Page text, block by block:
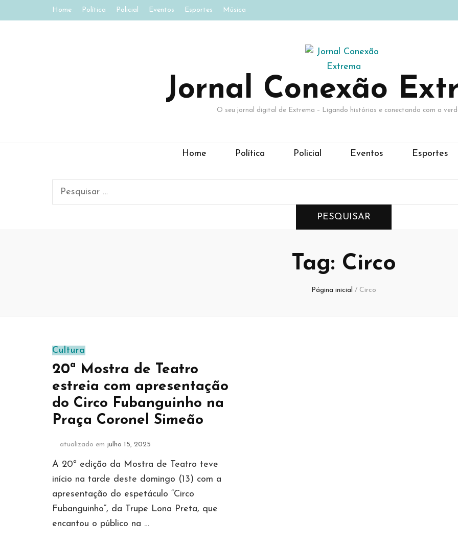
Home Política Policial Eventos Esportes Música
Jornal Conexão
O seu jornal digital de Extrema – Ligando histórias e conectando com a
Home Política Policial Eventos Esportes
Pesquisar
Tag: Circo
Página inicial / Circo
Cultura
20ª Mostra de Teatro
estreia com apresentação
do Circo Fubanguinho na
Praça Coronel Simeão
atualizado em julho 15, 2025
A 20ª edição da Mostra de Teatro teve
início na tarde deste domingo (13) com a
apresentação do espetáculo “Circo
Fubanguinho”, da Trupe Lona Preta, que
encantou o público na …